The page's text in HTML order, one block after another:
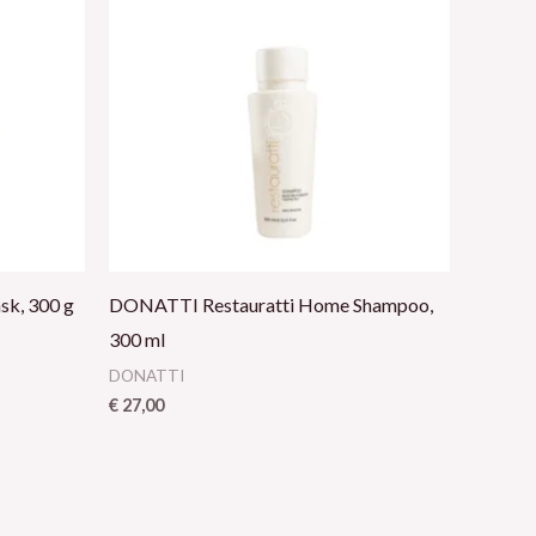
300 g
DONATTI Restauratti Home Shampoo,
300 ml
DONATTI
€ 27,00